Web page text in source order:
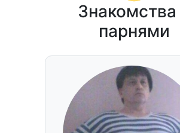
Знакомства
парнями